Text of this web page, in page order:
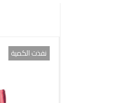
نفذت الكمية